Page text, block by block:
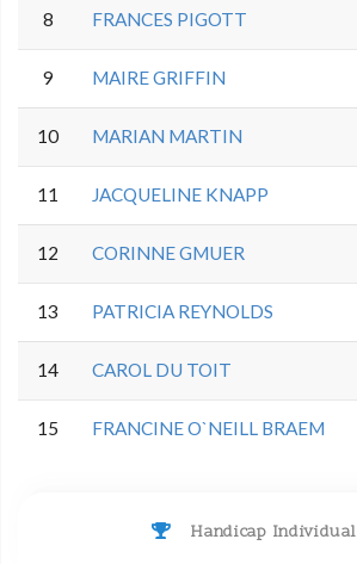
8 FRANCES PIGOTT
9 MAIRE GRIFFIN
10 MARIAN MARTIN
11 JACQUELINE KNAPP
12 CORINNE GMUER
13 PATRICIA REYNOLDS
14 CAROL DU TOIT
15 FRANCINE O`NEILL BRAEM
Handicap Individual